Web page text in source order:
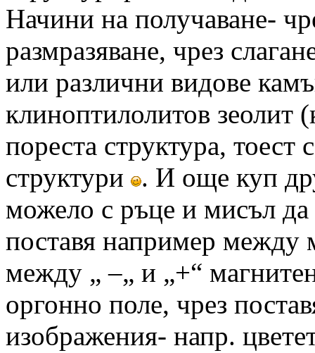
Начини на получаване-
размразяване, чрез
или различни видове
клиноптилолитов зеолит
пореста структура, тоест
структури
. И още куп
можело с ръце и мисъл да
поставя например между
между „ –„ и „+“
оргонно поле, чрез
изображения- напр.